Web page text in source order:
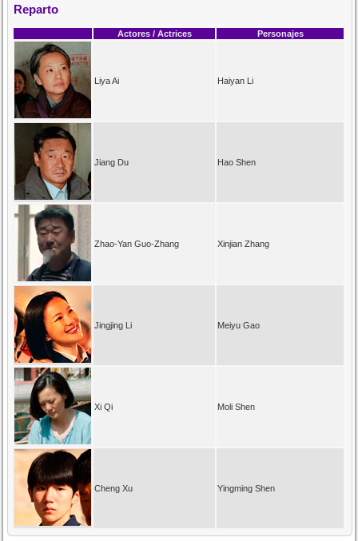
Reparto
Actores / Actrices Personajes
Liya Ai Haiyan Li
Jiang Du Hao Shen
Zhao-Yan Guo-Zhang Xinjian Zhang
Jingjing Li Meiyu Gao
Xi Qi Moli Shen
Cheng Xu Yingming Shen